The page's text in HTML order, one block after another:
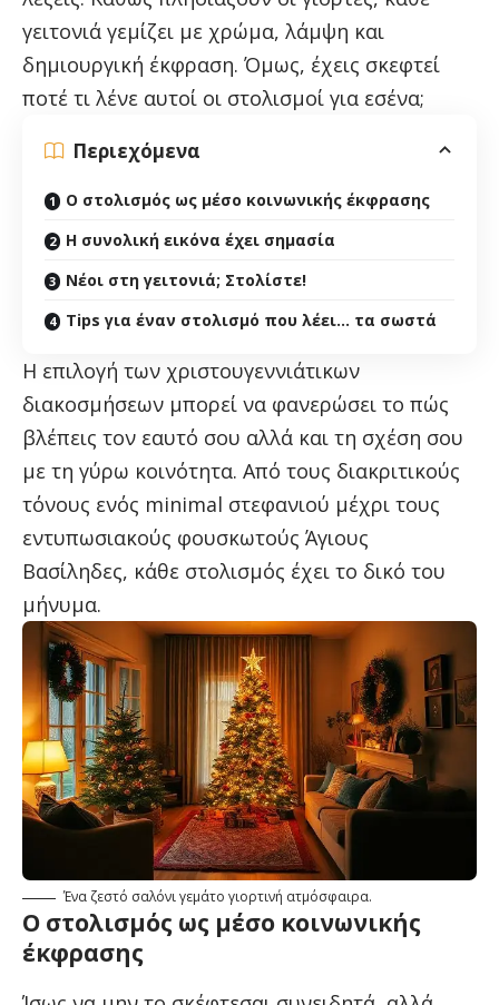
γειτονιά γεμίζει με χρώμα, λάμψη και
δημιουργική έκφραση. Όμως, έχεις σκεφτεί
ποτέ τι λένε αυτοί οι στολισμοί για εσένα;
Περιεχόμενα
Ο στολισμός ως μέσο κοινωνικής έκφρασης
Η συνολική εικόνα έχει σημασία
Νέοι στη γειτονιά; Στολίστε!
Tips για έναν στολισμό που λέει… τα σωστά
Η επιλογή των χριστουγεννιάτικων
διακοσμήσεων μπορεί να φανερώσει το πώς
βλέπεις τον εαυτό σου αλλά και τη σχέση σου
με τη γύρω κοινότητα. Από τους διακριτικούς
τόνους ενός minimal στεφανιού μέχρι τους
εντυπωσιακούς φουσκωτούς Άγιους
Βασίληδες, κάθε στολισμός έχει το δικό του
μήνυμα.
Ένα ζεστό σαλόνι γεμάτο γιορτινή ατμόσφαιρα.
Ο στολισμός ως μέσο κοινωνικής
έκφρασης